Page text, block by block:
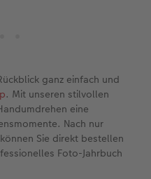
ganz einfach und
. Mit unseren stilvollen
eine
Nach nur
Sie direkt bestellen
Foto-Jahrbuch